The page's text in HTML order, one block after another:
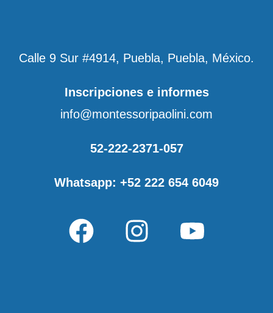
Calle 9 Sur #4914, Puebla, Puebla, México.
Inscripciones e informes
info@montessoripaolini.com
52-222-2371-057
Whatsapp: +52 222 654 6049